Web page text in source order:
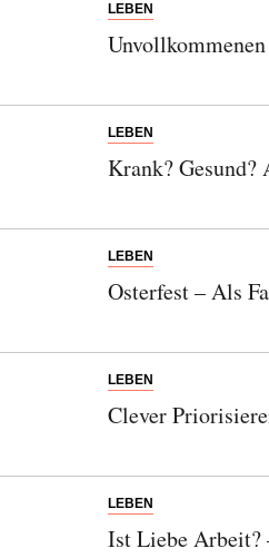
LEBEN
LEBEN
Krank? Gesund?
LEBEN
Osterfest – Als
LEBEN
Clever
LEBEN
Ist Liebe Arbeit?
Abonnieren Sie
Entdecken Sie jede
Orte,